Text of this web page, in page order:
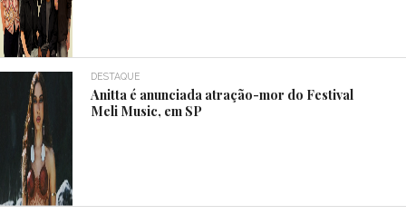
DESTAQUE
Anitta é anunciada atração-mor do Festival
Meli Music, em SP